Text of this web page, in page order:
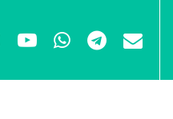
YouTubeWhatsApp
Telegram
Email